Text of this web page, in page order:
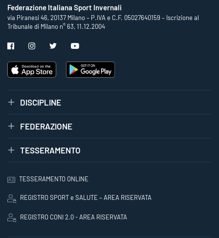
Federazione Italiana Sport Invernali
via Piranesi 46, 20137 Milano – P.IVA e C.F. 05027640159 – Iscrizione al
Tribunale di Milano n° 63, 11.12.2004
DISCIPLINE
FEDERAZIONE
TESSERAMENTO
TESSERAMENTO ONLINE
REGISTRO SPORT e SALUTE – AREA RISERVATA
REGISTRO CONI 2.0 - AREA RISERVATA